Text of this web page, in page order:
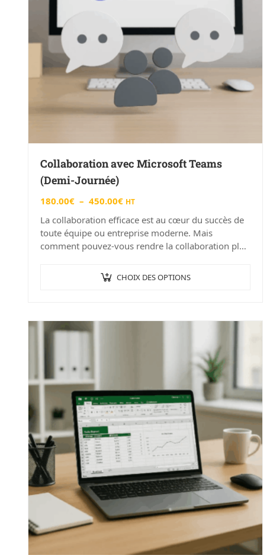
Collaboration avec Microsoft Teams
(Demi-Journée)
180.00€ – 450.00€ HT
La collaboration efficace est au cœur du succès de
toute équipe ou entreprise moderne. Mais
comment pouvez-vous rendre la collaboration plus
CHOIX DES OPTIONS